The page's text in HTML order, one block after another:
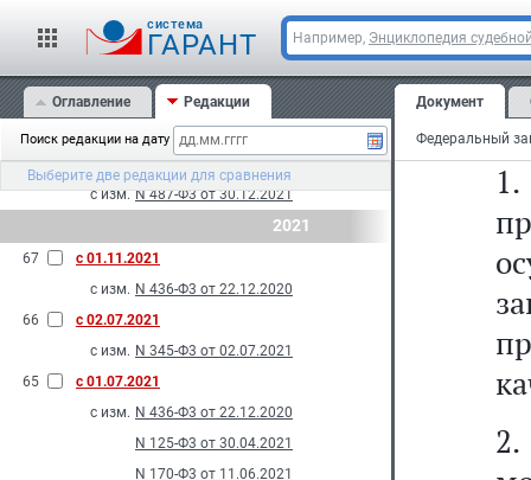
cистема
ГАРАНТ Например, Энциклопедия
Оглавление Редакции
Поиск редакции на дату
Выберите две редакции для сравнения
70
с 26.03.2022
69
с 01.03.2022
с изм. N 176-Ф3 от 11.06.2021
68
с 10.01.2022
с изм. N 487-Ф3 от 30.12.2021
2021
67
с 01.11.2021
с изм. N 436-Ф3 от 22.12.2020
66
с 02.07.2021
с изм. N 345-Ф3 от 02.07.2021
65
с 01.07.2021
с изм. N 436-Ф3 от 22.12.2020
N 125-Ф3 от 30.04.2021
N 170-Ф3 от 11.06.2021
Документ